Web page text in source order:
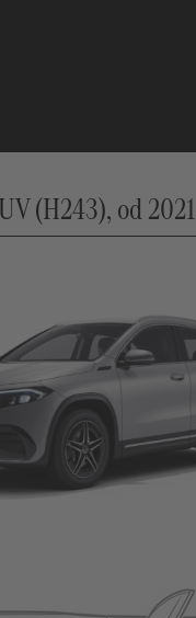
(H243), od 2021